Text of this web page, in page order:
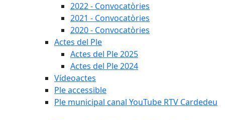
2022 - Convocatòries
2021 - Convocatòries
2020 - Convocatòries
Actes del Ple
Actes del Ple 2025
Actes del Ple 2024
Vídeoactes
Ple accessible
Ple municipal canal YouTube RTV Cardedeu